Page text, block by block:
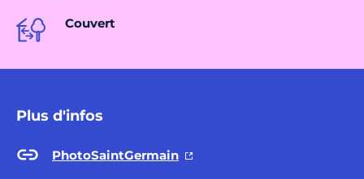
Couvert
Plus d'infos
PhotoSaintGermain